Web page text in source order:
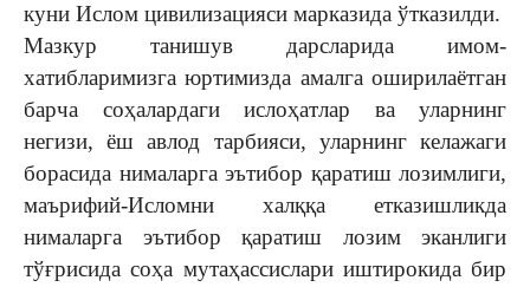
куни Ислом цивилизацияси марказида ўтказилди.
Мазкур танишув дарсларида имом-
хатибларимизга юртимизда амалга оширилаётган
барча соҳалардаги ислоҳатлар ва уларнинг
негизи, ёш авлод тарбияси, уларнинг келажаги
борасида нималарга эътибор қаратиш лозимлиги,
маърифий-Исломни халққа етказишликда
нималарга эътибор қаратиш лозим эканлиги
тўғрисида соҳа мутаҳассислари иштирокида бир